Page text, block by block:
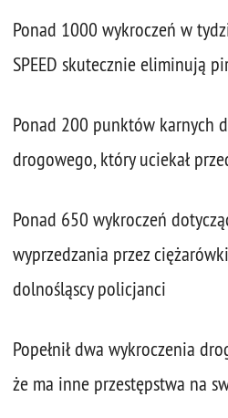
Ponad 1000 wykroczeń w
SPEED skutecznie eliminują
Ponad 200 punktów karnych
drogowego, który uciekał
Ponad 650 wykroczeń
wyprzedzania przez
dolnośląscy policjanci
Popełnił dwa wykroczenia
że ma inne przestępstwa na